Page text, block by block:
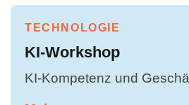
TECHNOLOGIE
KI-Workshop
KI-Kompetenz und